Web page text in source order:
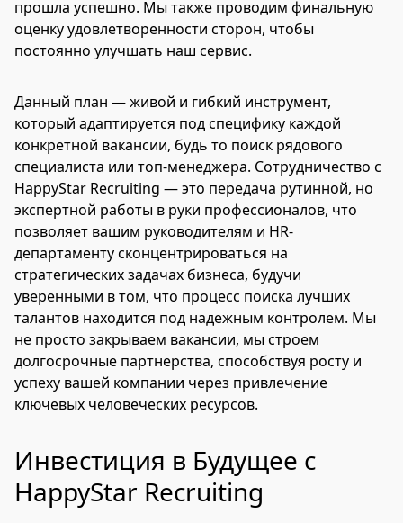
прошла успешно. Мы также проводим финальную
оценку удовлетворенности сторон, чтобы
постоянно улучшать наш сервис.
Данный план — живой и гибкий инструмент,
который адаптируется под специфику каждой
конкретной вакансии, будь то поиск рядового
специалиста или топ-менеджера. Сотрудничество с
HappyStar Recruiting — это передача рутинной, но
экспертной работы в руки профессионалов, что
позволяет вашим руководителям и HR-
департаменту сконцентрироваться на
стратегических задачах бизнеса, будучи
уверенными в том, что процесс поиска лучших
талантов находится под надежным контролем. Мы
не просто закрываем вакансии, мы строем
долгосрочные партнерства, способствуя росту и
успеху вашей компании через привлечение
ключевых человеческих ресурсов.
Инвестиция в Будущее с
HappyStar Recruiting